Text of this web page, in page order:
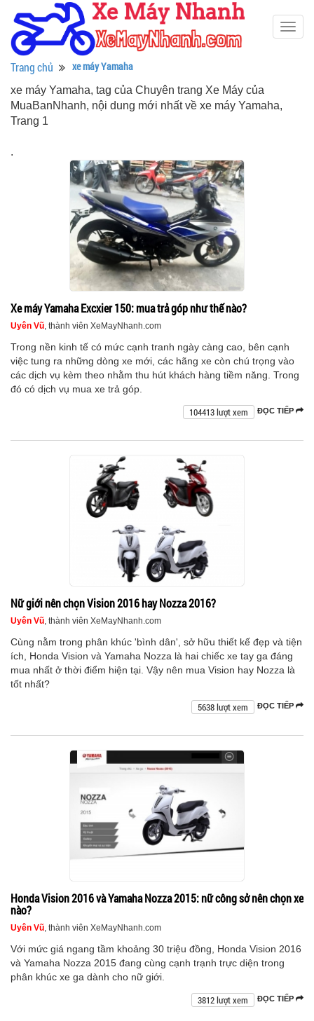
Trang chủ xe máy Yamaha
xe máy Yamaha, tag của Chuyên trang Xe Máy của
MuaBanNhanh, nội dung mới nhất về xe máy Yamaha,
Trang 1
.
Xe máy Yamaha Excxier 150: mua trả góp như thế nào?
Uyên Vũ, thành viên XeMayNhanh.com
Trong nền kinh tế có mức cạnh tranh ngày càng cao, bên cạnh
việc tung ra những dòng xe mới, các hãng xe còn chú trọng vào
các dịch vụ kèm theo nhằm thu hút khách hàng tiềm năng. Trong
đó có dịch vụ mua xe trả góp.
ĐỌC TIẾP
104413 lượt xem
Nữ giới nên chọn Vision 2016 hay Nozza 2016?
Uyên Vũ, thành viên XeMayNhanh.com
Cùng nằm trong phân khúc 'bình dân', sở hữu thiết kế đẹp và tiện
ích, Honda Vision và Yamaha Nozza là hai chiếc xe tay ga đáng
mua nhất ở thời điểm hiện tại. Vậy nên mua Vision hay Nozza là
tốt nhất?
ĐỌC TIẾP
5638 lượt xem
Honda Vision 2016 và Yamaha Nozza 2015: nữ công sở nên chọn xe
nào?
Uyên Vũ, thành viên XeMayNhanh.com
Với mức giá ngang tầm khoảng 30 triệu đồng, Honda Vision 2016
và Yamaha Nozza 2015 đang cùng cạnh trạnh trực diện trong
phân khúc xe ga dành cho nữ giới.
ĐỌC TIẾP
3812 lượt xem